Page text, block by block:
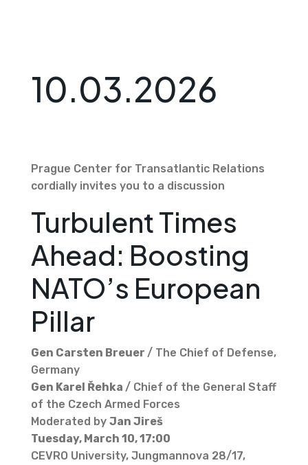
10.03.2026
Prague Center for Transatlantic Relations
cordially invites you to a discussion
Turbulent Times
Ahead: Boosting
NATO’s European
Pillar
Gen Carsten Breuer / The Chief of Defense,
Germany
Gen Karel Řehka / Chief of the General Staff
of the Czech Armed Forces
Moderated by Jan Jireš
Tuesday, March 10, 17:00
CEVRO University, Jungmannova 28/17,